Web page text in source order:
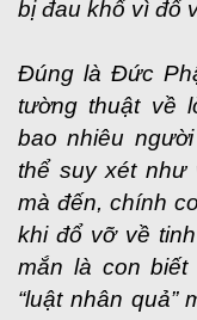
bị đau khổ vì đổ
Đúng là Đức
tường thuật về
bao nhiêu
thể suy xét như
mà đến, chính
khi đổ vỡ về
mắn là con
“luật nhân